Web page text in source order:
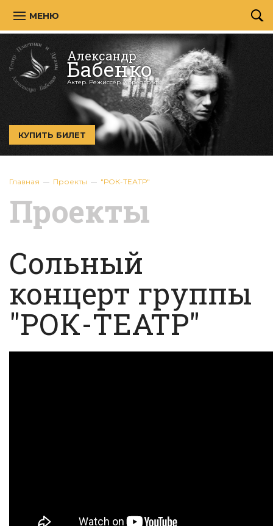
МЕНЮ
Александр
Бабенко
Актер. Режиссёр. Хореограф.
КУПИТЬ БИЛЕТ
Главная Проекты "РОК-ТЕАТР"
Проекты
Сольный
концерт группы
"РОК-ТЕАТР"